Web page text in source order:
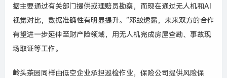
据主要通过有关部门提供或理赔员勘察，而现在通过无人机和AI
视觉对比，数据准确性有明显提升。 ”邓蛟透露，未来双方的合作
有望进一步延伸至财产险领域，用无人机完成房屋查勘、事故现
场取证等工作。
岭头茶园同样由低空企业承担巡检作业，保险公司提供风险保